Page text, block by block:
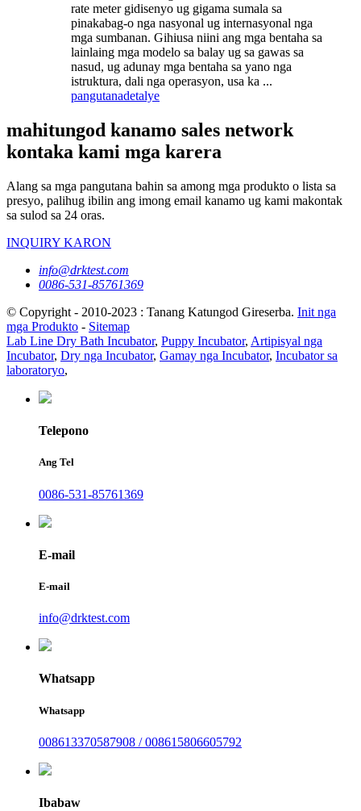
rate meter gidisenyo ug gigama sumala sa
pinakabag-o nga nasyonal ug internasyonal nga
mga sumbanan. Gihiusa niini ang mga bentaha sa
lainlaing mga modelo sa balay ug sa gawas sa
nasud, ug adunay mga bentaha sa yano nga
istruktura, dali nga operasyon, usa ka ...
pangutanadetalye
mahitungod kanamo sales network
kontaka kami mga karera
Alang sa mga pangutana bahin sa among mga produkto o lista sa
presyo, palihug ibilin ang imong email kanamo ug kami makontak
sa sulod sa 24 oras.
INQUIRY KARON
info@drktest.com
0086-531-85761369
© Copyright - 2010-2023 : Tanang Katungod Gireserba. Init nga
mga Produkto - Sitemap
Lab Line Dry Bath Incubator, Puppy Incubator, Artipisyal nga
Incubator, Dry nga Incubator, Gamay nga Incubator, Incubator sa
laboratoryo,
Telepono
Ang Tel
0086-531-85761369
E-mail
E-mail
info@drktest.com
Whatsapp
Whatsapp
008613370587908 / 008615806605792
Ibabaw